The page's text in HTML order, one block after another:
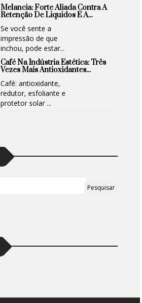
Melancia: Forte Aliada Contra A
Retenção De Liquidos E A...
Se você sente a
impressão de que
inchou, pode estar...
Café Na Indústria Estética: Três
Vezes Mais Antioxidantes...
Café: antioxidante,
redutor, esfoliante e
protetor solar ...